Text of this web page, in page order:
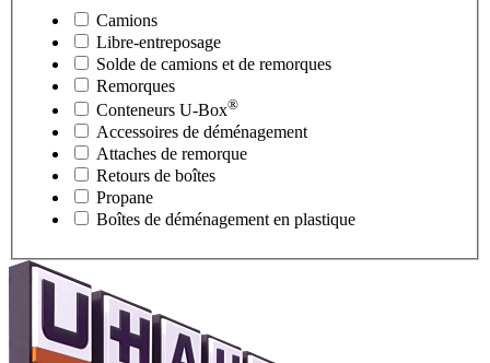
Camions
Libre-entreposage
Solde de camions et de remorques
Remorques
Conteneurs U-Box®
Accessoires de déménagement
Attaches de remorque
Retours de boîtes
Propane
Boîtes de déménagement en plastique